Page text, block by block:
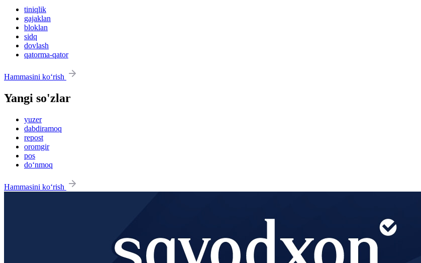
tiniqlik
gajaklan
bloklan
sidq
dovlash
qatorma-qator
Hammasini ko‘rish
Yangi so'zlar
yuzer
dabdiramoq
repost
oromgir
pos
do‘nmoq
Hammasini ko‘rish